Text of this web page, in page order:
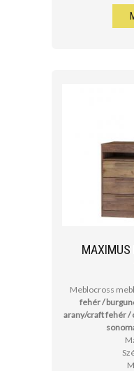
Meblocross
fehér /
arany/craft fehér /